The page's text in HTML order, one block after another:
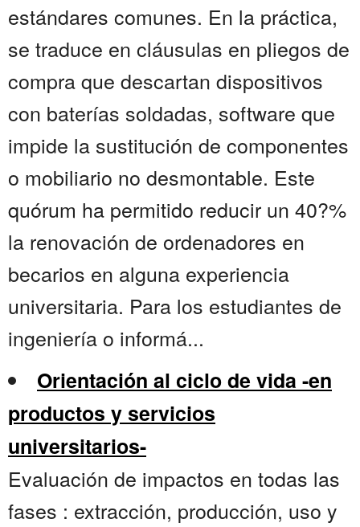
estándares comunes. En la práctica,
se traduce en cláusulas en pliegos de
compra que descartan dispositivos
con baterías soldadas, software que
impide la sustitución de componentes
o mobiliario no desmontable. Este
quórum ha permitido reducir un 40?%
la renovación de ordenadores en
becarios en alguna experiencia
universitaria. Para los estudiantes de
ingeniería o informá...
Orientación al ciclo de vida -en
productos y servicios
universitarios-
Evaluación de impactos en todas las
fases : extracción, producción, uso y